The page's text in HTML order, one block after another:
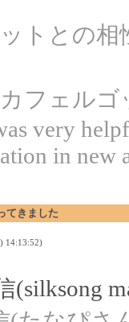
トとの
フェル
very
in new
てきました
14:13:52)
(silksong